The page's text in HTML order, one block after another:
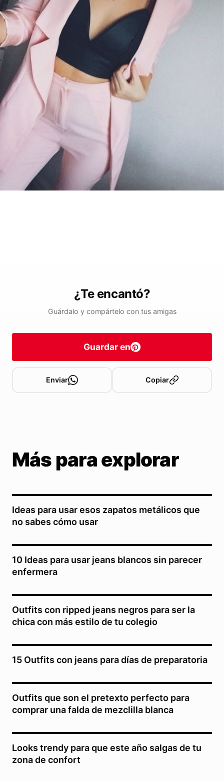
¿Te encantó?
Guárdalo y compártelo con tus amigas
Guardar en
Enviar Copiar
Más para explorar
Ideas para usar esos zapatos metálicos que
no sabes cómo usar
10 Ideas para usar jeans blancos sin parecer
enfermera
Outfits con ripped jeans negros para ser la
chica con más estilo de tu colegio
15 Outfits con jeans para días de preparatoria
Outfits que son el pretexto perfecto para
comprar una falda de mezclilla blanca
Looks trendy para que este año salgas de tu
zona de confort